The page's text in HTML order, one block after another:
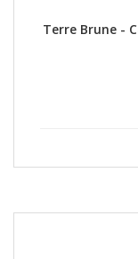
Terre Brune -